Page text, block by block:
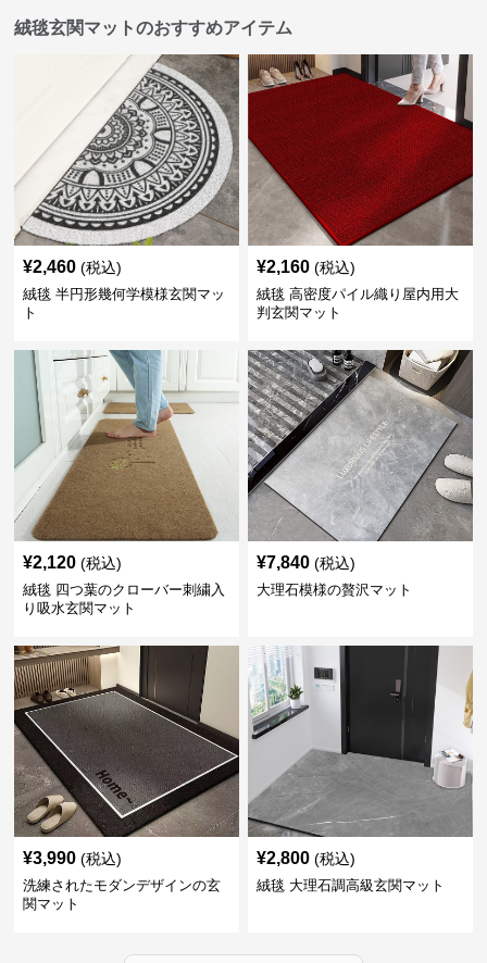
絨毯玄関マットのおすすめアイテム
¥2,460 (税込)
絨毯 半円形幾何学模様玄関マッ
ト
¥2,160 (税込)
絨毯 高密度パイル織り屋内用大
判玄関マット
¥2,120 (税込)
絨毯 四つ葉のクローバー刺繍入
り吸水玄関マット
¥7,840 (税込)
大理石模様の贅沢マット
¥3,990 (税込)
洗練されたモダンデザインの玄
関マット
¥2,800 (税込)
絨毯 大理石調高級玄関マット